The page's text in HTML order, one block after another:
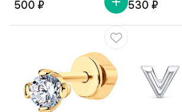
500 ₽ 530 ₽